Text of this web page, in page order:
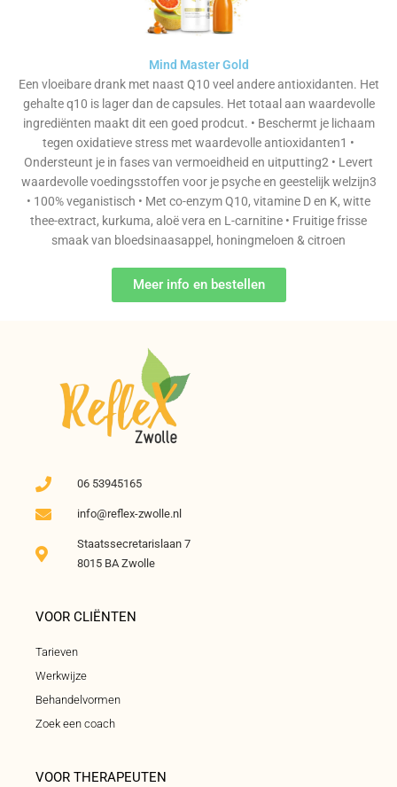
Mind Master Gold
Een vloeibare drank met naast Q10 veel andere antioxidanten. Het
gehalte q10 is lager dan de capsules. Het totaal aan waardevolle
ingrediënten maakt dit een goed prodcut. • Beschermt je lichaam
tegen oxidatieve stress met waardevolle antioxidanten1 •
Ondersteunt je in fases van vermoeidheid en uitputting2 • Levert
waardevolle voedingsstoffen voor je psyche en geestelijk welzijn3
• 100% veganistisch • Met co-enzym Q10, vitamine D en K, witte
thee-extract, kurkuma, aloë vera en L-carnitine • Fruitige frisse
smaak van bloedsinaasappel, honingmeloen & citroen
Meer info en bestellen
06 53945165
info@reflex-zwolle.nl
Staatssecretarislaan 7
8015 BA Zwolle
VOOR CLIËNTEN
Tarieven
Werkwijze
Behandelvormen
Zoek een coach
VOOR THERAPEUTEN